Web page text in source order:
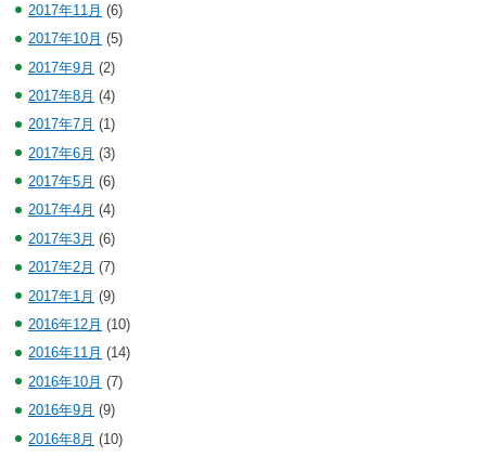
2017年11月 (6)
2017年10月 (5)
2017年9月 (2)
2017年8月 (4)
2017年7月 (1)
2017年6月 (3)
2017年5月 (6)
2017年4月 (4)
2017年3月 (6)
2017年2月 (7)
2017年1月 (9)
2016年12月 (10)
2016年11月 (14)
2016年10月 (7)
2016年9月 (9)
2016年8月 (10)